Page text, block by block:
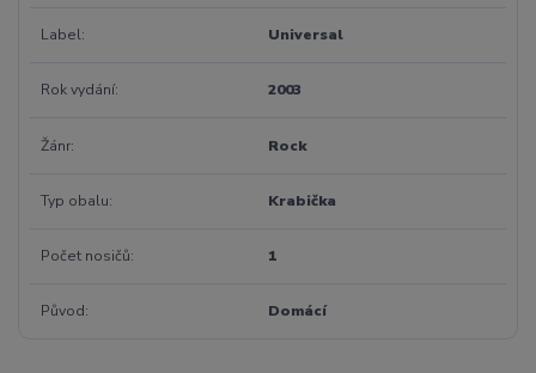
Label Universal
Rok vydání 2003
Žánr Rock
Typ obalu Krabička
Počet nosičů 1
Původ Domácí